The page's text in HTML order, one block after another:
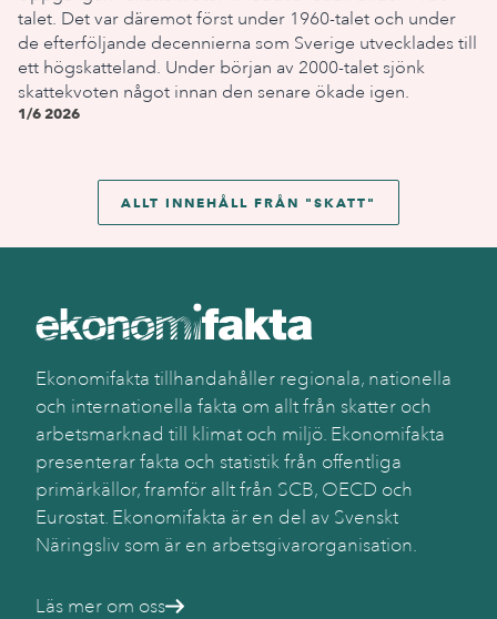
talet. Det var däremot först under 1960-talet och under
de efterföljande decennierna som Sverige utvecklades till
ett högskatteland. Under början av 2000-talet sjönk
skattekvoten något innan den senare ökade igen.
1/6 2026
ALLT INNEHÅLL FRÅN " SKATT "
Ekonomifakta tillhandahåller regionala, nationella
och internationella fakta om allt från skatter och
arbetsmarknad till klimat och miljö. Ekonomifakta
presenterar fakta och statistik från offentliga
primärkällor, framför allt från SCB, OECD och
Eurostat. Ekonomifakta är en del av Svenskt
Näringsliv som är en arbetsgivarorganisation.
Läs mer om oss